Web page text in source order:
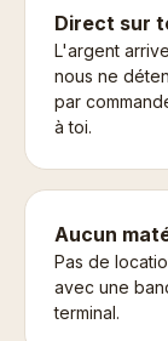
Direct sur
L'argent
nous ne
par
à toi.
Aucun
Pas de
avec une
terminal.